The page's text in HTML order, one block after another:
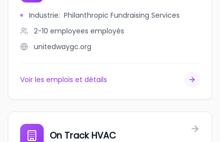
Industrie: Philanthropic Fundraising Services
2-10 employees employés
unitedwaygc.org
Voir les emplois et détails
On Track HVAC